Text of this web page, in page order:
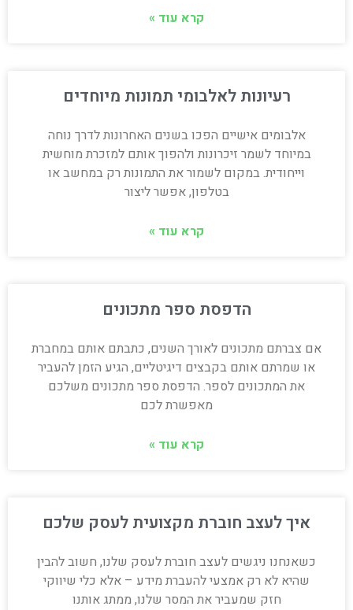
קרא עוד »
רעיונות לאלבומי תמונות מיוחדים
אלבומים אישיים הפכו בשנים האחרונות לדרך נוחה
במיוחד לשמר זיכרונות ולהפוך אותם למזכרת מוחשית
וייחודית. במקום לשמור את התמונות רק במחשב או
בטלפון, אפשר ליצור
קרא עוד »
הדפסת ספר מתכונים
אם צברתם מתכונים לאורך השנים, כתבתם אותם במחברת
או שמרתם אותם בקבצים דיגיטליים, הגיע הזמן להעביר
את המתכונים לספר. הדפסת ספר מתכונים משלכם
מאפשרת לכם
קרא עוד »
איך לעצב חוברת מקצועית לעסק שלכם
כשאנחנו ניגשים לעצב חוברת לעסק שלנו, חשוב להבין
שהיא לא רק אמצעי להעברת מידע – אלא כלי שיווקי
חזק שמעביר את המסר שלנו, ממתג אותנו